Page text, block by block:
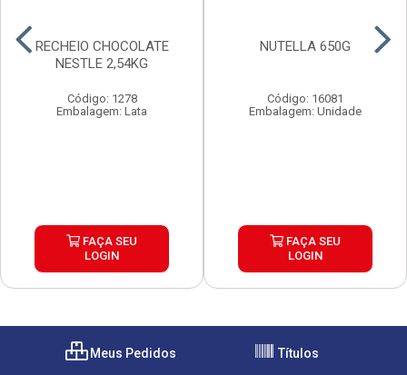
RECHEIO CHOCOLATE
NESTLE 2,54KG
Código: 1278
Embalagem: Lata
FAÇA SEU
LOGIN
NUTELLA 650G
Código: 16081
Embalagem: Unidade
FAÇA SEU
LOGIN
Meus Pedidos Títulos